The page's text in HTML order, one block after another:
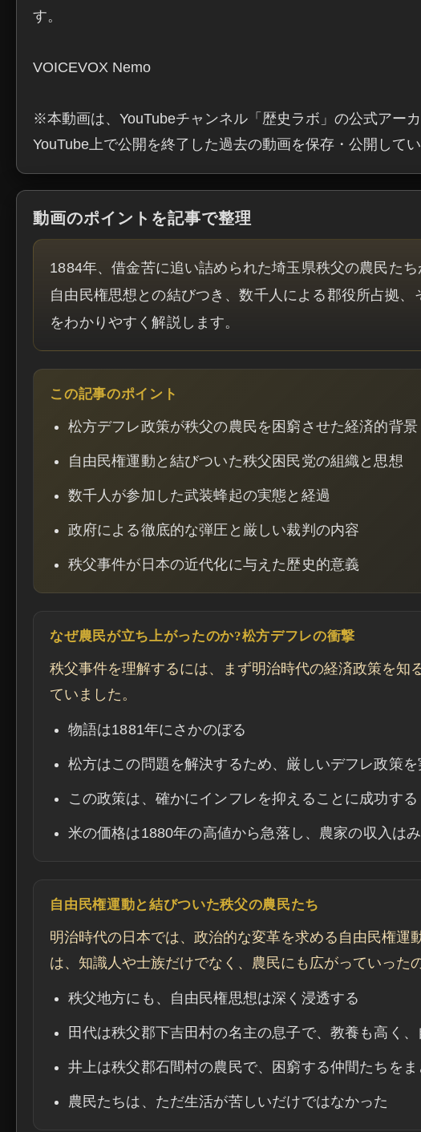
す。
VOICEVOX Nemo
※本動画は、YouTubeチャンネル「歴史ラボ」の公式アーカ
YouTube上で公開を終了した過去の動画を保存・公開してい
動画のポイントを記事で整理
1884年、借金苦に追い詰められた埼玉県秩父の農民た
自由民権思想との結びつき、数千人による郡役所占拠
をわかりやすく解説します。
この記事のポイント
松方デフレ政策が秩父の農民を困窮させた経済的背景
自由民権運動と結びついた秩父困民党の組織と思想
数千人が参加した武装蜂起の実態と経過
政府による徹底的な弾圧と厳しい裁判の内容
秩父事件が日本の近代化に与えた歴史的意義
なぜ農民が立ち上がったのか?松方デフレの衝撃
秩父事件を理解するには、まず明治時代の経済政策を
ていました。
物語は1881年にさかのぼる
松方はこの問題を解決するため、厳しいデフレ政策を
この政策は、確かにインフレを抑えることに成功する
米の価格は1880年の高値から急落し、農家の収入は
自由民権運動と結びついた秩父の農民たち
明治時代の日本では、政治的な変革を求める自由民権
は、知識人や士族だけでなく、農民にも広がっていった
秩父地方にも、自由民権思想は深く浸透する
田代は秩父郡下吉田村の名主の息子で、教養も高く
井上は秩父郡石間村の農民で、困窮する仲間たちを
農民たちは、ただ生活が苦しいだけではなかった